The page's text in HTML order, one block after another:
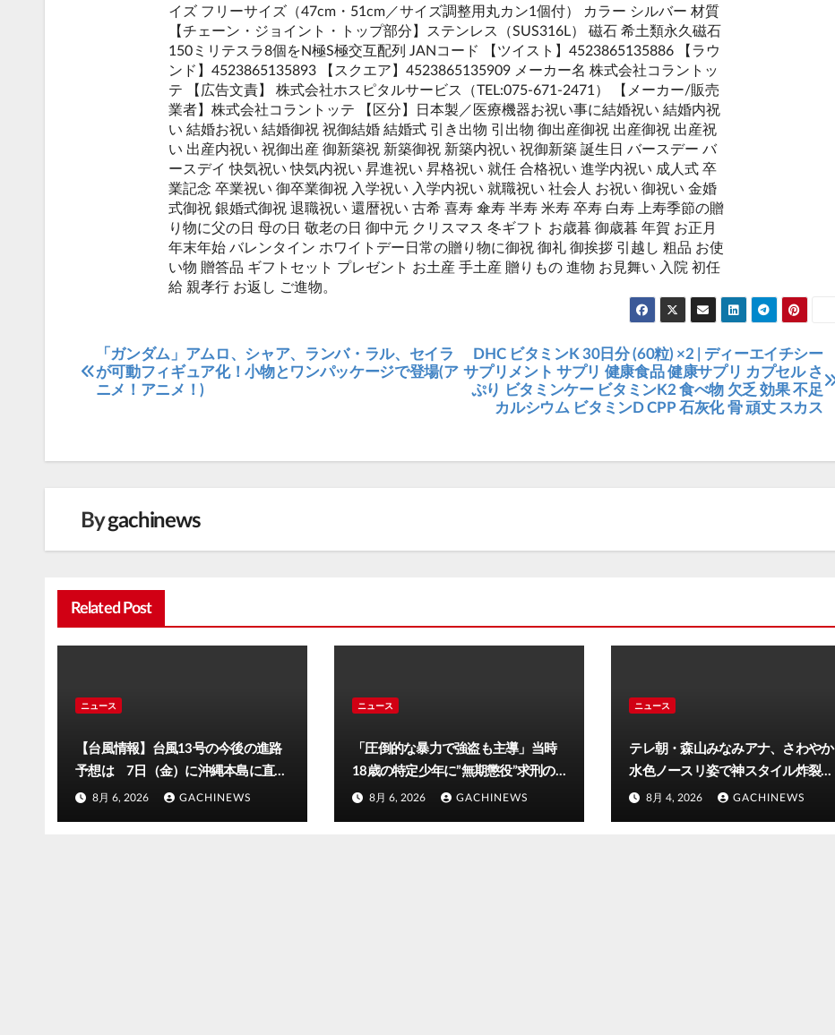
イズ フリーサイズ（47cm・51cm／サイズ調整用丸カン1個付） カラー シルバー 材質
【チェーン・ジョイント・トップ部分】ステンレス（SUS316L） 磁石 希土類永久磁石
150ミリテスラ8個をN極S極交互配列 JANコード 【ツイスト】4523865135886 【ラウ
ンド】4523865135893 【スクエア】4523865135909 メーカー名 株式会社コラントッ
テ 【広告文責】 株式会社ホスピタルサービス（TEL:075-671-2471） 【メーカー/販売
業者】株式会社コラントッテ 【区分】日本製／医療機器お祝い事に結婚祝い 結婚内祝
い 結婚お祝い 結婚御祝 祝御結婚 結婚式 引き出物 引出物 御出産御祝 出産御祝 出産祝
い 出産内祝い 祝御出産 御新築祝 新築御祝 新築内祝い 祝御新築 誕生日 バースデー バ
ースデイ 快気祝い 快気内祝い 昇進祝い 昇格祝い 就任 合格祝い 進学内祝い 成人式 卒
業記念 卒業祝い 御卒業御祝 入学祝い 入学内祝い 就職祝い 社会人 お祝い 御祝い 金婚
式御祝 銀婚式御祝 退職祝い 還暦祝い 古希 喜寿 傘寿 半寿 米寿 卒寿 白寿 上寿季節の贈
り物に父の日 母の日 敬老の日 御中元 クリスマス 冬ギフト お歳暮 御歳暮 年賀 お正月
年末年始 バレンタイン ホワイトデー日常の贈り物に御祝 御礼 御挨拶 引越し 粗品 お使
い物 贈答品 ギフトセット プレゼント お土産 手土産 贈りもの 進物 お見舞い 入院 初任
給 親孝行 お返し ご進物。
稿
ゲ
シ
ョ
DHC ビタミンK 30日分 (60粒) ×2 | ディーエイチシー
サプリメント サプリ 健康食品 健康サプリ カプセル さ
ぷり ビタミンケー ビタミンK2 食べ物 欠乏 効果 不足
カルシウム ビタミンD CPP 石灰化 骨 頑丈 スカス
「ガンダム」アムロ、シャア、ランバ・ラル、セイラ
が可動フィギュア化！小物とワンパッケージで登場(ア
ニメ！アニメ！)
Bygachinews
Related Post
ニュース
【台風情報】台風13号の今後の進路
予想は 7日（金）に沖縄本島に直撃
するおそれ 一部の家屋が倒壊する
8月 6, 2026 GACHINEWS
ニュース
「圧倒的な暴力で強盗も主導」当時
18歳の特定少年に”無期懲役”求刑の
背景『年齢の若さで説明できないほ
8月 6, 2026 GACHINEWS
ニュース
テレ朝・森山みなみアナ、さわやか
水色ノースリ姿で神スタイル炸裂
「爽やかで可愛い」「最上級にお似
8月 4, 2026 GACHINEWS